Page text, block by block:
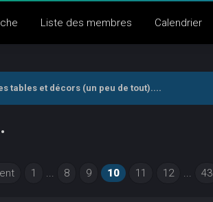
Liste des membres Calendrier
tables et décors (un peu de tout)....
1 ... 8 9 10 11 12 ... 43